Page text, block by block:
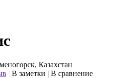
Казахстан
| В заметки | В сравнение